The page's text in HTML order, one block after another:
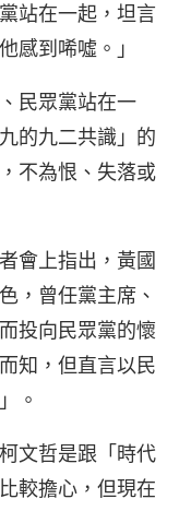
站在一起，坦言
感到唏噓。」
民眾黨站在一
的九二共識」的
不為恨、失落或
會上指出，黃國
，曾任黨主席、
投向民眾黨的懷
知，但直言以民
。
文哲是跟「時代
較擔心，但現在